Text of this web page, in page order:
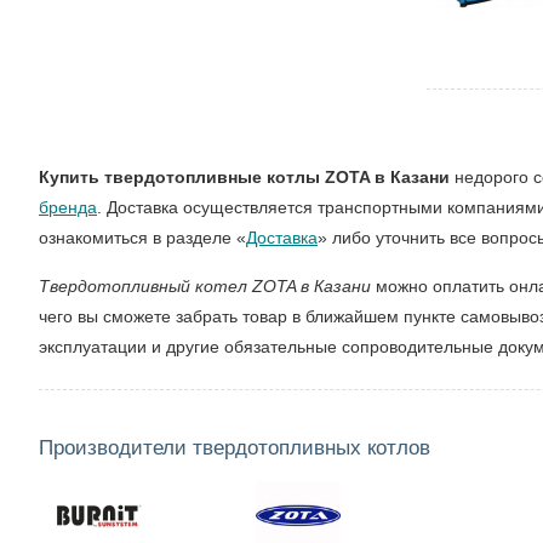
Купить твердотопливные котлы ZOTA в Казани недорого
бренда . Доставка осуществляется транспортными
ознакомиться в разделе «Доставка» либо уточнить все
Твердотопливный котел ZOTA в Казани можно оплатить
чего вы сможете забрать товар в ближайшем пункте
эксплуатации и другие обязательные сопроводительные
Производители твердотопливных котлов